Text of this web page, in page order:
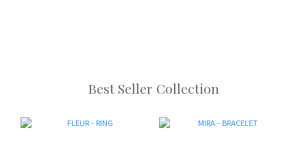
Best Seller Collection